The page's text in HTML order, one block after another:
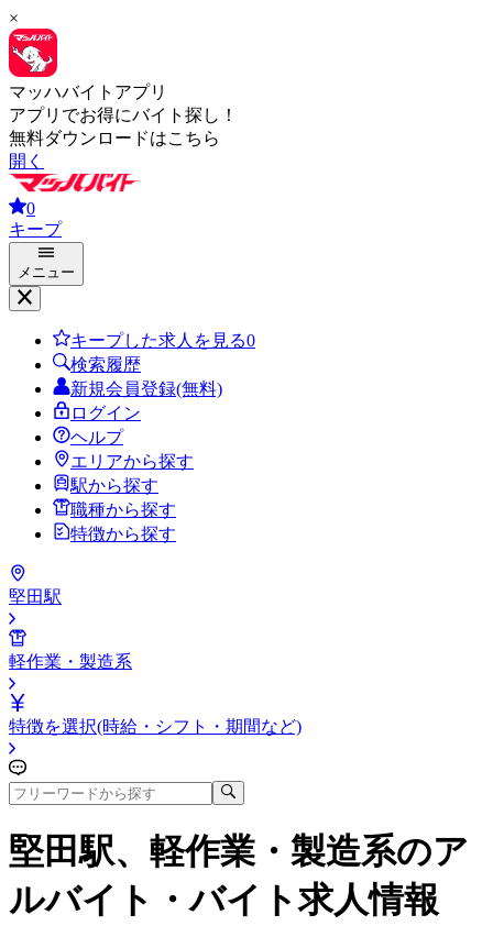
×
マッハバイトアプリ
アプリでお得にバイト探し！
無料ダウンロードはこちら
開く
0
キープ
メニュー
キープした求人を見る0
検索履歴
新規会員登録(無料)
ログイン
ヘルプ
エリアから探す
駅から探す
職種から探す
特徴から探す
堅田駅
軽作業・製造系
特徴を選択(時給・シフト・期間など)
堅田駅、軽作業・製造系のア
ルバイト・バイト求人情報